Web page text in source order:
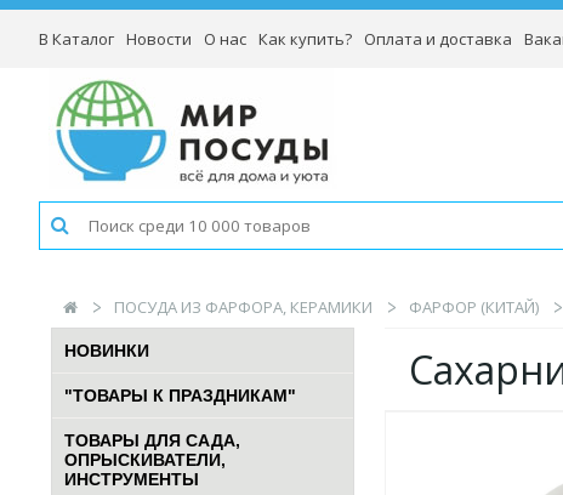
В Каталог Новости О нас Как купить? Оплата и доставка
ПОСУДА ИЗ ФАРФОРА, КЕРАМИКИ ФАРФОР (КИТАЙ)
НОВИНКИ
"ТОВАРЫ К ПРАЗДНИКАМ"
ТОВАРЫ ДЛЯ САДА,
ОПРЫСКИВАТЕЛИ,
ИНСТРУМЕНТЫ